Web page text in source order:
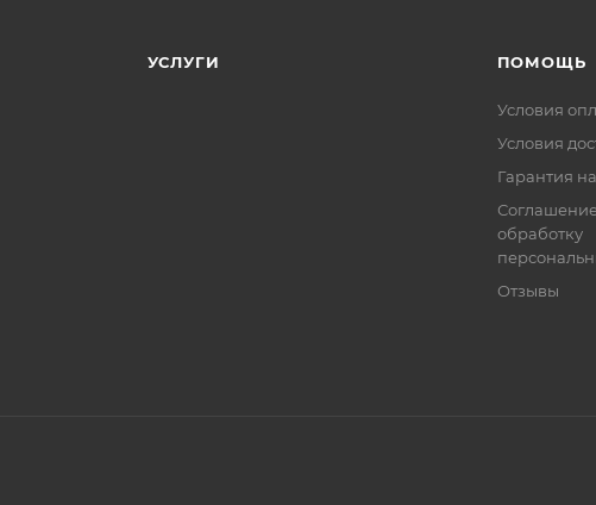
УСЛУГИ ПОМОЩЬ
Условия
Условия
Гарантия
обработку
Отзывы